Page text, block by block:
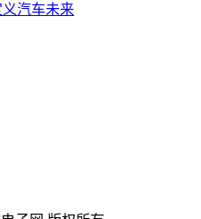
汽车未来